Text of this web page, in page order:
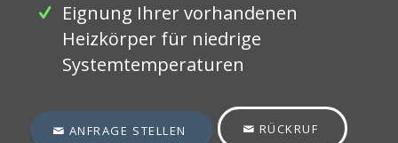
Eignung Ihrer vorhandenen
Heizkörper für niedrige
Systemtemperaturen
ANFRAGE STELLEN RÜCKRUF